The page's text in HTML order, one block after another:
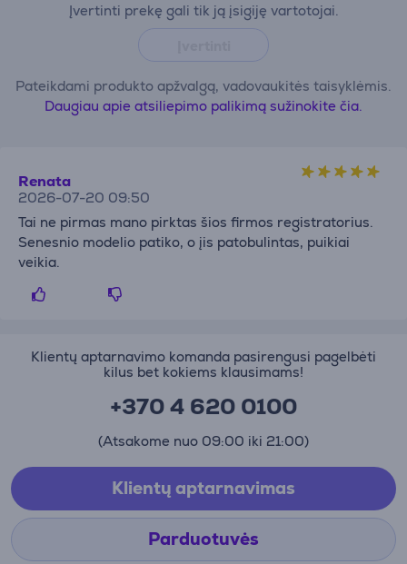
Įvertinti prekę gali tik ją įsigiję vartotojai.
Pateikdami produkto apžvalgą, vadovaukitės taisyklėmis.
Daugiau apie atsiliepimo palikimą sužinokite čia.
Renata
2026-07-20 09:50
Tai ne pirmas mano pirktas šios firmos registratorius.
Senesnio modelio patiko, o įis patobulintas, puikiai
veikia.
Klientų aptarnavimo komanda pasirengusi pagelbėti
kilus bet kokiems klausimams!
+370 4 620 0100
(Atsakome nuo 09:00 iki 21:00)
Klientų aptarnavimas
Parduotuvės